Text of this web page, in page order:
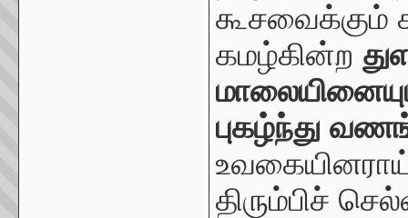
கூசவைக்கும்
கமழ்கின்ற
புகழ்ந்து
திரும்பிச்